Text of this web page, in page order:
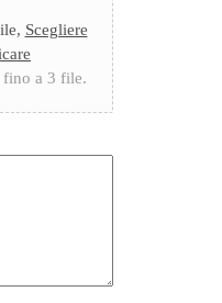
Scegliere
fino a 3 file.